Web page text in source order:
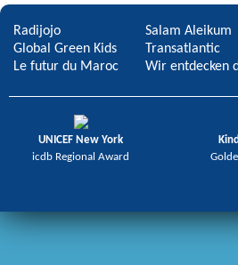
Radijojo
Global Green Kids
Le futur du Maroc
Salam Aleikum
Transatlantic
Wir entdecken
UNICEF New York
icdb Regional Award